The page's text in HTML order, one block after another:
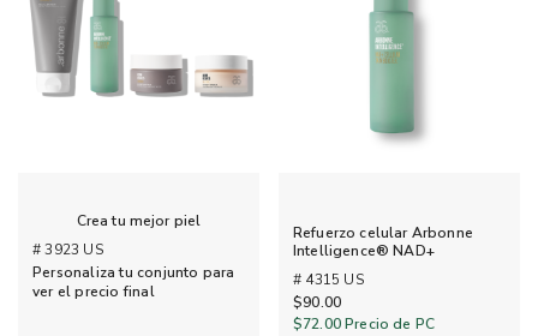
Crea tu mejor piel
# 3923 US
Personaliza tu conjunto para
ver el precio final
Refuerzo celular Arbonne
Intelligence® NAD+
# 4315 US
$90.00
$72.00Precio de PC